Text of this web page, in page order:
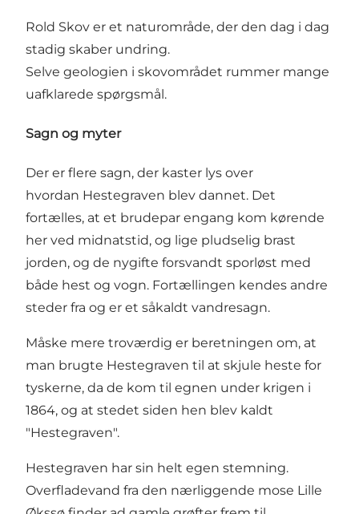
Rold Skov er et naturområde, der den dag i dag
stadig skaber undring.
Selve geologien i skovområdet rummer mange
uafklarede spørgsmål.
Sagn og myter
Der er flere sagn, der kaster lys over
hvordan Hestegraven blev dannet. Det
fortælles, at et brudepar engang kom kørende
her ved midnatstid, og lige pludselig brast
jorden, og de nygifte forsvandt sporløst med
både hest og vogn. Fortællingen kendes andre
steder fra og er et såkaldt vandresagn.
Måske mere troværdig er beretningen om, at
man brugte Hestegraven til at skjule heste for
tyskerne, da de kom til egnen under krigen i
1864, og at stedet siden hen blev kaldt
"Hestegraven".
Hestegraven har sin helt egen stemning.
Overfladevand fra den nærliggende mose Lille